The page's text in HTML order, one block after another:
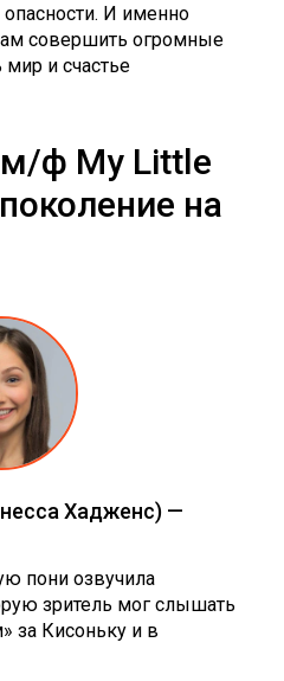
И именно
совершить огромные
мир и счастье
м/ф My Little
на
Хадженс) —
пони озвучила
зритель мог слышать
за Кисоньку и в